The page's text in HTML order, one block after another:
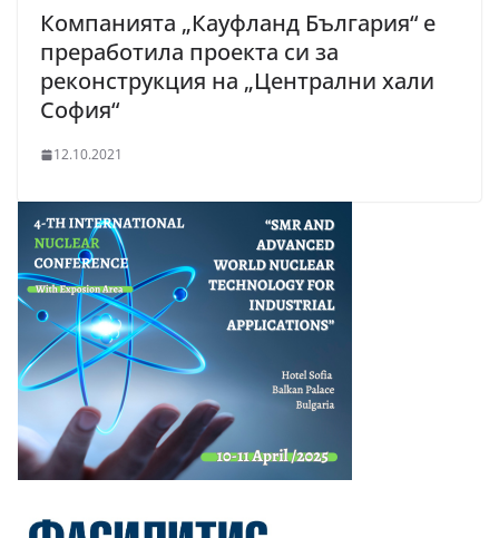
Компанията „Кауфланд България“ е
преработила проекта си за
реконструкция на „Централни хали
София“
12.10.2021